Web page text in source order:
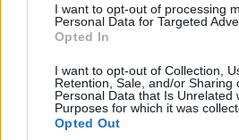
I want to opt-out of processing
Personal Data for Targeted
Opted In
I want to opt-out of Collection,
Retention, Sale, and/or Sharing
Personal Data that Is Unrelated
Purposes for which it was
Opted Out